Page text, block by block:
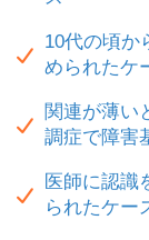
10代の頃か
められたケ
関連が薄い
調症で障害
医師に認識
られたケー